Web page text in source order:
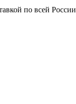
по всей России